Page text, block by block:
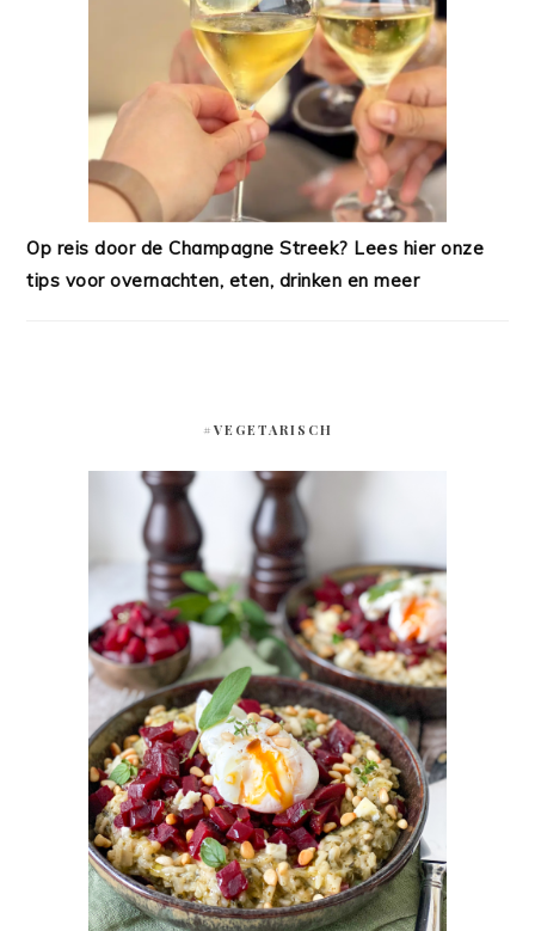
Op reis door de Champagne Streek? Lees hier onze
tips voor overnachten, eten, drinken en meer
#VEGETARISCH